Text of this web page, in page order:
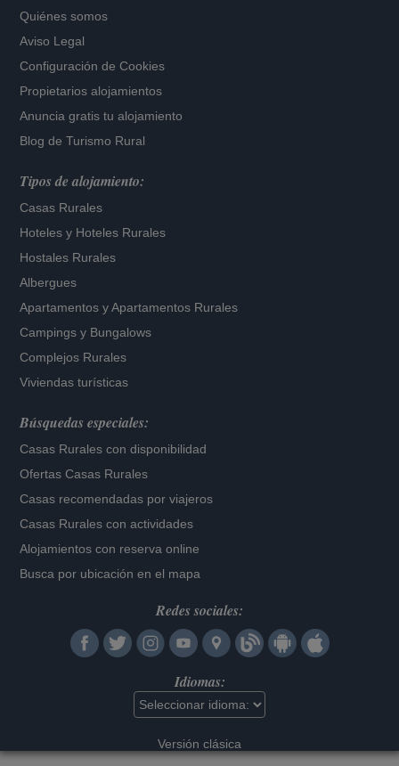
Quiénes somos
Aviso Legal
Configuración de Cookies
Propietarios alojamientos
Anuncia gratis tu alojamiento
Blog de Turismo Rural
Tipos de alojamiento:
Casas Rurales
Hoteles y Hoteles Rurales
Hostales Rurales
Albergues
Apartamentos yApartamentos Rurales
Campings y Bungalows
Complejos Rurales
Viviendas turísticas
Búsquedas especiales:
Casas Rurales con disponibilidad
Ofertas Casas Rurales
Casas recomendadas por viajeros
Casas Rurales con actividades
Alojamientos con reserva online
Busca por ubicación en el mapa
Redes sociales:
Idiomas:
Versión clásica